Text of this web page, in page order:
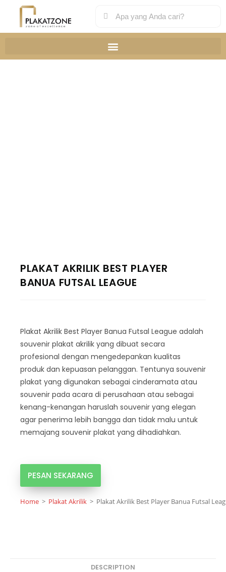
PLAKAT AKRILIK BEST PLAYER
BANUA FUTSAL LEAGUE
Plakat Akrilik Best Player Banua Futsal League adalah
souvenir plakat akrilik yang dibuat secara
profesional dengan mengedepankan kualitas
produk dan kepuasan pelanggan. Tentunya souvenir
plakat yang digunakan sebagai cinderamata atau
souvenir pada acara di perusahaan atau sebagai
kenang-kenangan haruslah souvenir yang elegan
agar penerima lebih bangga dan tidak malu untuk
memajang souvenir plakat yang dihadiahkan.
PESAN SEKARANG
Home > Plakat Akrilik > Plakat Akrilik Best Player Banua Futsal
DESCRIPTION